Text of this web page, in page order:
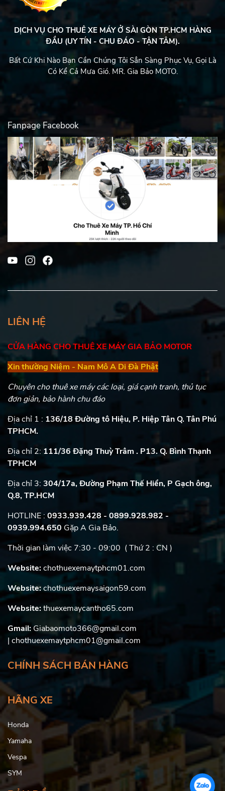
DỊCH VỤ CHO THUÊ XE MÁY Ở SÀI GÒN TP.HCM HÀNG
ĐẦU (UY TÍN - CHU ĐÁO - TẬN TÂM).
Bất Cứ Khi Nào Bạn Cần Chúng Tôi Sẳn Sàng Phục Vụ, Gọi Là
Có Kể Cả Mưa Gió. MR. Gia Bảo MOTO.
Fanpage Facebook
LIÊN HỆ
CỬA HÀNG CHO THUÊ XE MÁY GIA BẢO MOTOR
Xin thường Niệm - Nam Mô A Di Đà Phật
Chuyên cho thuê xe máy các loại, giá cạnh tranh, thủ tục
đơn giản, bảo hành chu đáo
Địa chỉ 1 : 136/18 Đường tô Hiệu, P. Hiệp Tân Q. Tân Phú
TPHCM.
Địa chỉ 2: 111/36 Đặng Thuỳ Trâm . P13. Q. Bình Thạnh
TPHCM
Địa chỉ 3: 304/17a, Đường Phạm Thế Hiển, P Gạch ông,
Q.8, TP.HCM
HOTLINE : 0933.939.428 - 0899.928.982 -
0939.994.650 Gặp A Gia Bảo.
Thời gian làm việc 7:30 - 09:00 ( Thứ 2 : CN )
Website:chothuexemaytphcm01.com
Website:chothuexemaysaigon59.com
Website:thuexemaycantho65.com
Gmail: Giabaomoto366@gmail.com
| chothuexemaytphcm01@gmail.com
CHÍNH SÁCH BÁN HÀNG
HÃNG XE
Honda
Yamaha
Vespa
SYM